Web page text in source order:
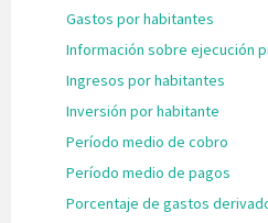
Gastos por habitantes
Información sobre ejecución
Ingresos por habitantes
Inversión por habitante
Período medio de cobro
Período medio de pagos
Porcentaje de gastos